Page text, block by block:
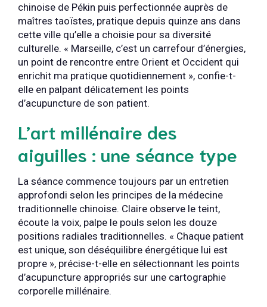
chinoise de Pékin puis perfectionnée auprès de
maîtres taoïstes, pratique depuis quinze ans dans
cette ville qu’elle a choisie pour sa diversité
culturelle. « Marseille, c’est un carrefour d’énergies,
un point de rencontre entre Orient et Occident qui
enrichit ma pratique quotidiennement », confie-t-
elle en palpant délicatement les points
d’acupuncture de son patient.
L’art millénaire des
aiguilles : une séance type
La séance commence toujours par un entretien
approfondi selon les principes de la médecine
traditionnelle chinoise. Claire observe le teint,
écoute la voix, palpe le pouls selon les douze
positions radiales traditionnelles. « Chaque patient
est unique, son déséquilibre énergétique lui est
propre », précise-t-elle en sélectionnant les points
d’acupuncture appropriés sur une cartographie
corporelle millénaire.